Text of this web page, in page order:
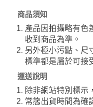
商品須知
產品因拍攝略有色
收到商品為準。
另外極小污點、尺
標準都是屬於可接
運送說明
除非網站特別標示
常態出貨時間為確